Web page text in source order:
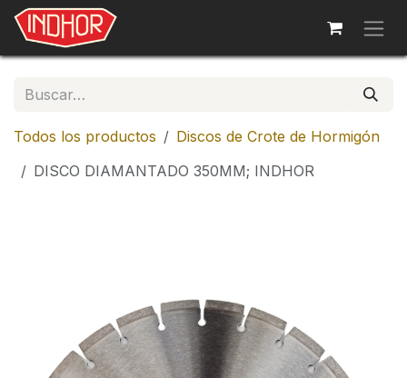
Ir al contenido
Todos los productos
Discos de Crote de Hormigón
DISCO DIAMANTADO 350MM; INDHOR